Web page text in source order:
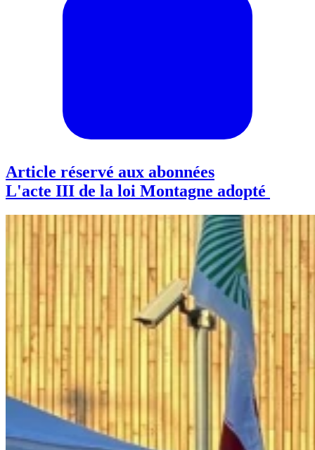
Article réservé aux abonnées
L'acte III de la loi Montagne adopté